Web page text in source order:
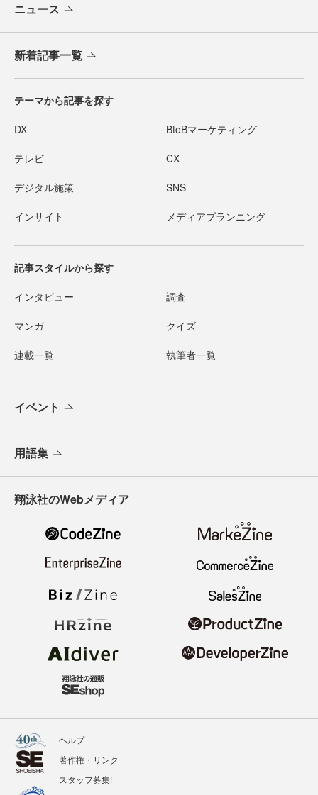
ニュース
新着記事一覧
テーマから記事を探す
DX BtoBマーケティング
テレビ CX
デジタル施策 SNS
インサイト メディアプランニング
記事スタイルから探す
インタビュー 調査
マンガ クイズ
連載一覧 執筆者一覧
イベント
用語集
翔泳社のWebメディア
ヘルプ
著作権・リンク
スタッフ募集!